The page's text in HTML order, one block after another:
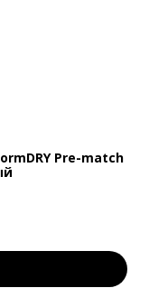
Pre-match